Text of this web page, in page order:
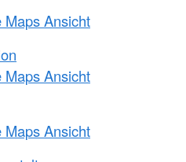
Maps Ansicht
Maps Ansicht
Maps Ansicht